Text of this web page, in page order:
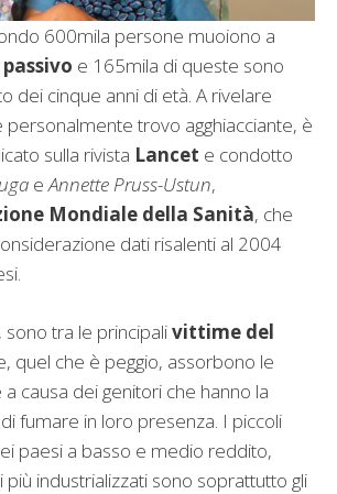
600mila persone muoiono a
e 165mila di queste sono
dei cinque anni di età. A rivelare
trovo agghiacciante, è
sulla rivista Lancet e condotto
eAnnette Pruss-Ustun,
Mondiale della Sanità, che
dati risalenti al 2004
sono tra le principalivittime del
quel che è peggio, assorbono le
causa dei genitori che hanno la
fumare in loro presenza. I piccoli
paesi a basso e medio reddito,
industrializzati sono soprattutto gli